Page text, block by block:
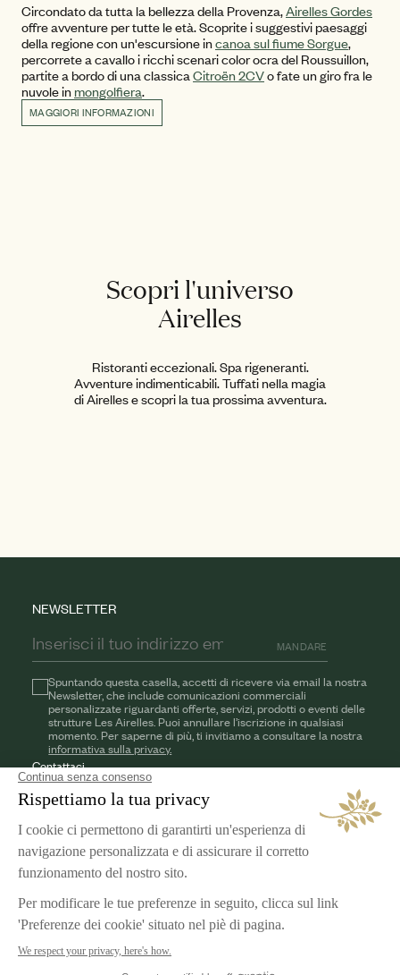
Circondato da tutta la bellezza della Provenza,Airelles Gordes
offre avventure per tutte le età. Scoprite i suggestivi paesaggi
della regione con un'escursione incanoa sul fiume Sorgue,
percorrete a cavallo i ricchi scenari color ocra del Roussuillon,
partite a bordo di una classica Citroën 2CVo fate un giro fra le
nuvole in mongolfiera.
MAGGIORI INFORMAZIONI
Scopri l'universo
Airelles
Ristoranti eccezionali. Spa rigeneranti.
Avventure indimenticabili. Tuffati nella magia
di Airelles e scopri la tua prossima avventura.
Condizioni generali
Protezione dei dati
AIRELLES
I nostri impegni
Carrière
Contattaci
NEWSLETTER
MANDARE
Spuntando questa casella, accetti di ricevere via email la nostra
Newsletter, che include comunicazioni commerciali
personalizzate riguardanti offerte, servizi, prodotti o eventi delle
strutture Les Airelles. Puoi annullare l’iscrizione in qualsiasi
momento. Per saperne di più, ti invitiamo a consultare la nostra
informativa sulla privacy.